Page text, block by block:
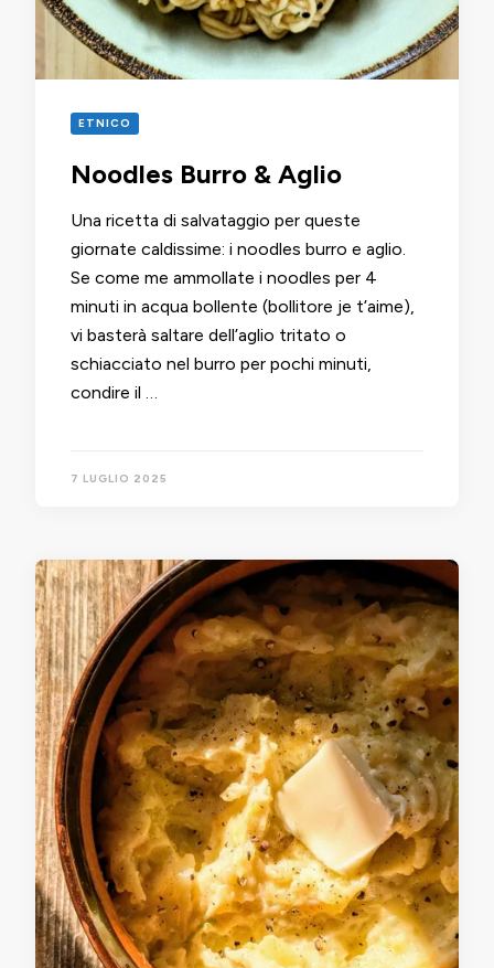
ETNICO
Noodles Burro & Aglio
Una ricetta di salvataggio per queste
giornate caldissime: i noodles burro e aglio.
Se come me ammollate i noodles per 4
minuti in acqua bollente (bollitore je t’aime),
vi basterà saltare dell’aglio tritato o
schiacciato nel burro per pochi minuti,
condire il …
7 LUGLIO 2025